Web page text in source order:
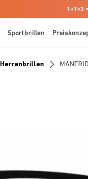
1+1=3
Sportbrillen
Herrenbrillen MANFRID